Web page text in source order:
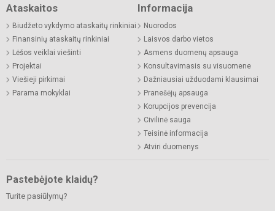
Ataskaitos
Biudžeto vykdymo ataskaitų rinkiniai
Finansinių ataskaitų rinkiniai
Lėšos veiklai viešinti
Projektai
Viešieji pirkimai
Parama mokyklai
Informacija
Nuorodos
Laisvos darbo vietos
Asmens duomenų apsauga
Konsultavimasis su visuomene
Dažniausiai užduodami klausimai
Pranešėjų apsauga
Korupcijos prevencija
Civilinė sauga
Teisinė informacija
Atviri duomenys
Pastebėjote klaidų?
Turite pasiūlymų?